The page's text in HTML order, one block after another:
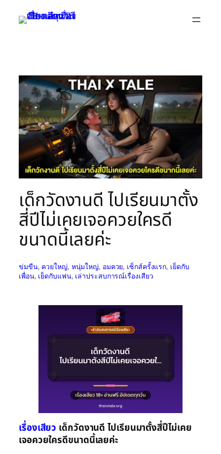
เด็กวัดงานดี ไปเรียนมาตั้ง
สี่ปีไม่เคยเจอควยใครดี
ขนาดนี้เลยค่ะ
ข่มขืน, ควยใหญ่, หนุ่มใหญ่, อมควย, เซ็กส์ครั้งแรก, เย็ดกับ
เพื่อน, เย็ดกับแฟน, เล่าประสบการณ์เรื่องเสียว
เรื่องเสียว เด็กวัดงานดี ไปเรียนมาตั้งสี่ปีไม่เคย
เจอควยใครดีขนาดนี้เลยค่ะ